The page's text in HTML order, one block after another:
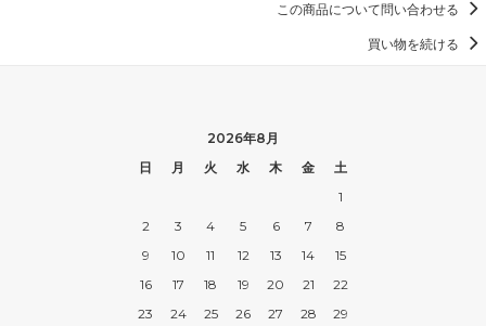
この商品について問い合わせる
買い物を続ける
2026年8月
日
月 火 水 木 金
土
1
2
3 4 5 6 7
8
9
10 11 12 13 14
15
16
17 18 19 20 21
22
23
24 25 26 27 28
29